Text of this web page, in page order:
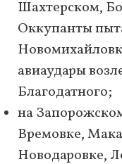
Шахтерском,
Оккупанты
авиаудары
Благодатного;
на
Времовке,
Новодаровке,